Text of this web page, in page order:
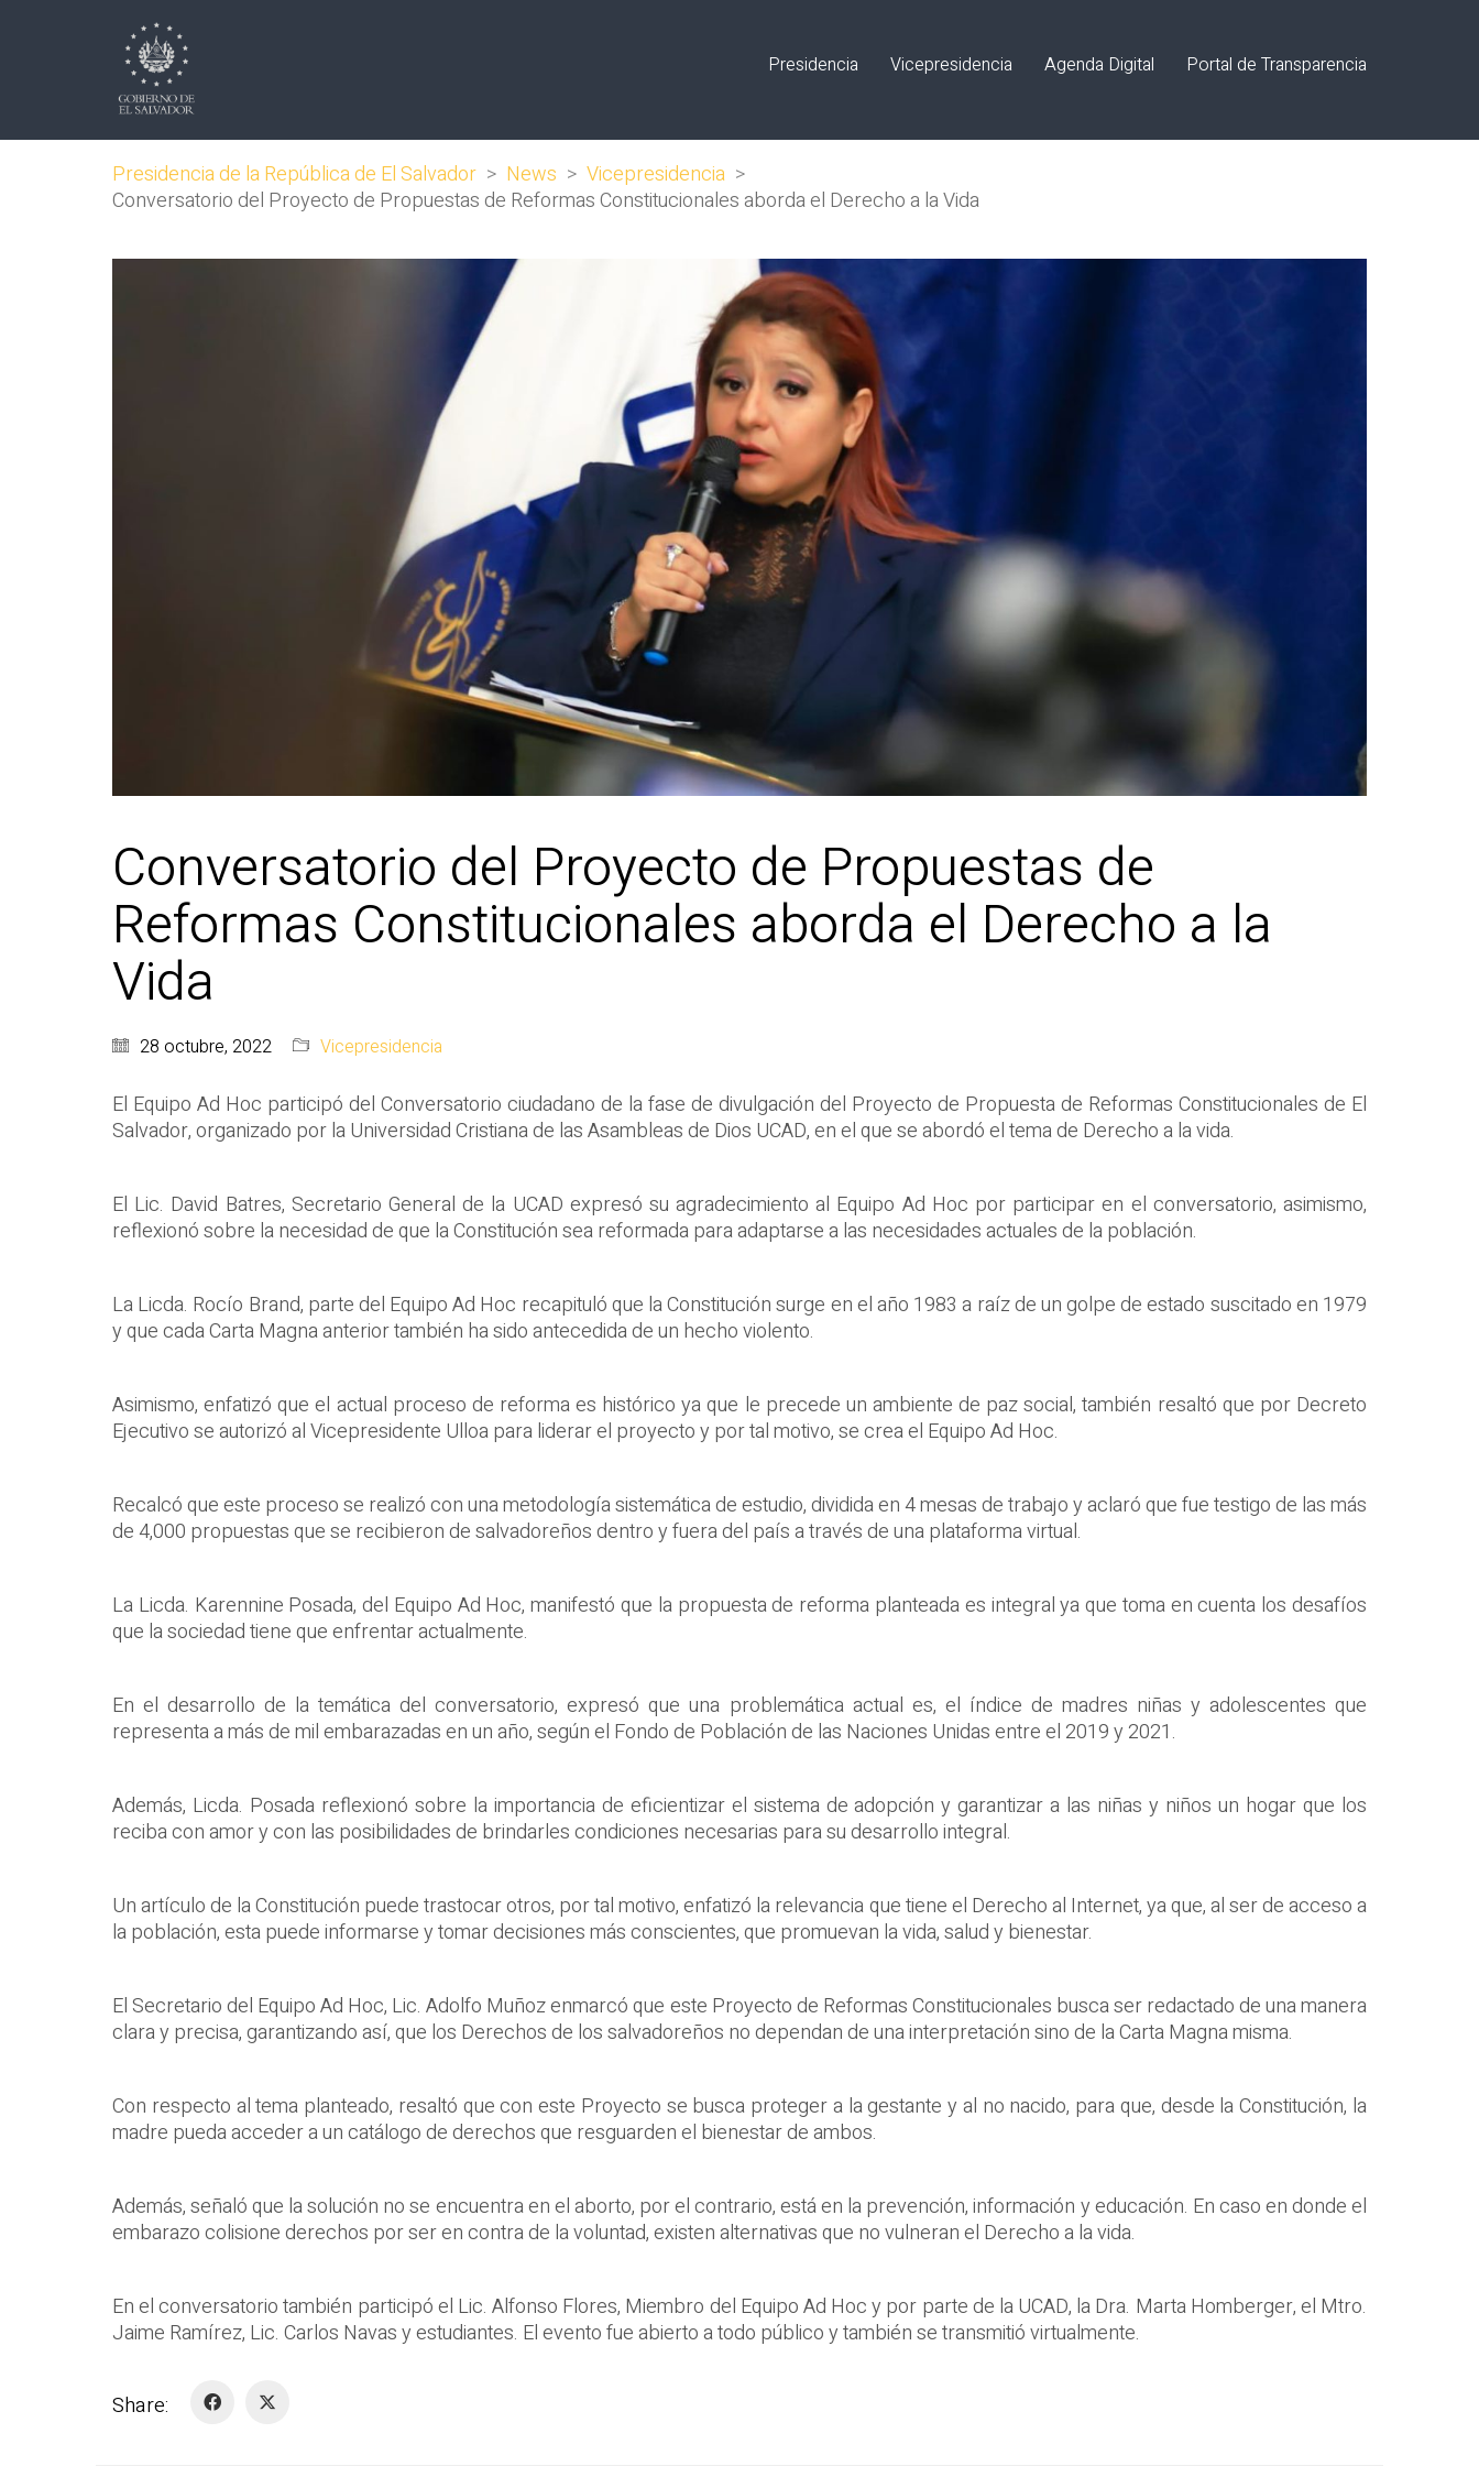
Presidencia Vicepresidencia Agenda Digital Portal de Transparencia
Presidencia de la República de El Salvador > News > Vicepresidencia >
Conversatorio del Proyecto de Propuestas de Reformas Constitucionales aborda el Derecho a la Vida
Conversatorio del Proyecto de Propuestas de
Reformas Constitucionales aborda el Derecho a la
Vida
28 octubre, 2022 Vicepresidencia
El Equipo Ad Hoc participó del Conversatorio ciudadano de la fase de divulgación del Proyecto de Propuesta de Reformas Constitucionales de El
Salvador, organizado por la Universidad Cristiana de las Asambleas de Dios UCAD, en el que se abordó el tema de Derecho a la vida.
El Lic. David Batres, Secretario General de la UCAD expresó su agradecimiento al Equipo Ad Hoc por participar en el conversatorio, asimismo,
reflexionó sobre la necesidad de que la Constitución sea reformada para adaptarse a las necesidades actuales de la población.
La Licda. Rocío Brand, parte del Equipo Ad Hoc recapituló que la Constitución surge en el año 1983 a raíz de un golpe de estado suscitado en 1979
y que cada Carta Magna anterior también ha sido antecedida de un hecho violento.
Asimismo, enfatizó que el actual proceso de reforma es histórico ya que le precede un ambiente de paz social, también resaltó que por Decreto
Ejecutivo se autorizó al Vicepresidente Ulloa para liderar el proyecto y por tal motivo, se crea el Equipo Ad Hoc.
Recalcó que este proceso se realizó con una metodología sistemática de estudio, dividida en 4 mesas de trabajo y aclaró que fue testigo de las más
de 4,000 propuestas que se recibieron de salvadoreños dentro y fuera del país a través de una plataforma virtual.
La Licda. Karennine Posada, del Equipo Ad Hoc, manifestó que la propuesta de reforma planteada es integral ya que toma en cuenta los desafíos
que la sociedad tiene que enfrentar actualmente.
En el desarrollo de la temática del conversatorio, expresó que una problemática actual es, el índice de madres niñas y adolescentes que
representa a más de mil embarazadas en un año, según el Fondo de Población de las Naciones Unidas entre el 2019 y 2021.
Además, Licda. Posada reflexionó sobre la importancia de eficientizar el sistema de adopción y garantizar a las niñas y niños un hogar que los
reciba con amor y con las posibilidades de brindarles condiciones necesarias para su desarrollo integral.
Un artículo de la Constitución puede trastocar otros, por tal motivo, enfatizó la relevancia que tiene el Derecho al Internet, ya que, al ser de acceso a
la población, esta puede informarse y tomar decisiones más conscientes, que promuevan la vida, salud y bienestar.
El Secretario del Equipo Ad Hoc, Lic. Adolfo Muñoz enmarcó que este Proyecto de Reformas Constitucionales busca ser redactado de una manera
clara y precisa, garantizando así, que los Derechos de los salvadoreños no dependan de una interpretación sino de la Carta Magna misma.
Con respecto al tema planteado, resaltó que con este Proyecto se busca proteger a la gestante y al no nacido, para que, desde la Constitución, la
madre pueda acceder a un catálogo de derechos que resguarden el bienestar de ambos.
Además, señaló que la solución no se encuentra en el aborto, por el contrario, está en la prevención, información y educación. En caso en donde el
embarazo colisione derechos por ser en contra de la voluntad, existen alternativas que no vulneran el Derecho a la vida.
En el conversatorio también participó el Lic. Alfonso Flores, Miembro del Equipo Ad Hoc y por parte de la UCAD, la Dra. Marta Homberger, el Mtro.
Jaime Ramírez, Lic. Carlos Navas y estudiantes. El evento fue abierto a todo público y también se transmitió virtualmente.
Share: